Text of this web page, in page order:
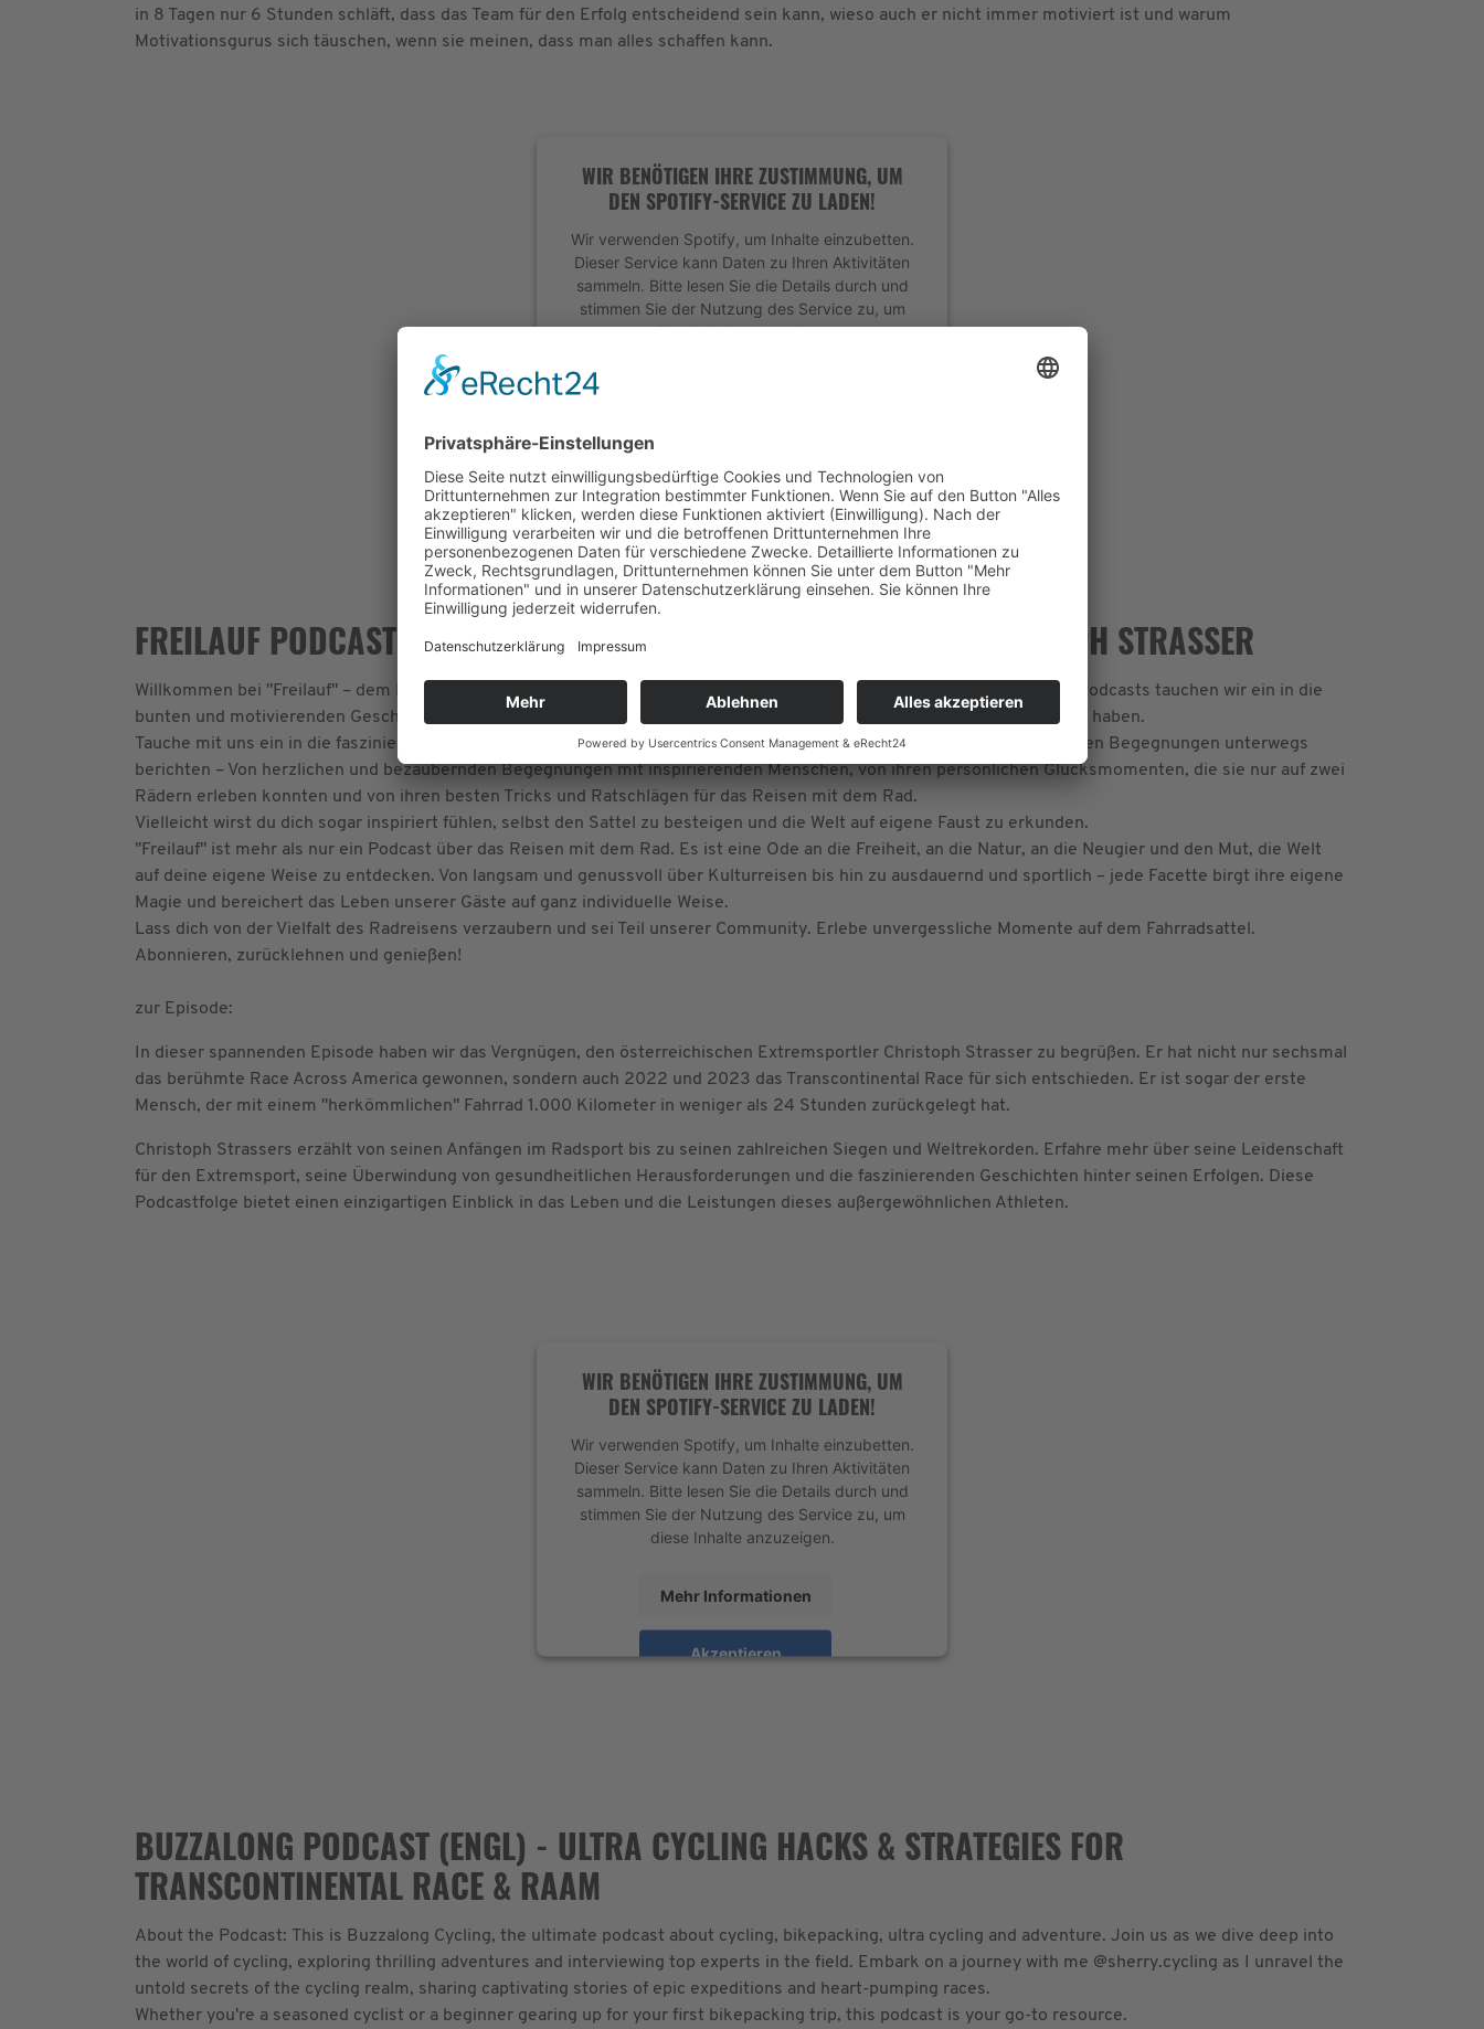
in 8 Tagen nur 6 Stunden schläft, dass das Team für den Erfolg entscheidend sein kann, wieso auch er nicht immer motiviert ist und warum
Motivationsgurus sich täuschen, wenn sie meinen, dass man alles schaffen kann.
WIR BENÖTIGEN IHRE ZUSTIMMUNG, UM
DEN SPOTIFY-SERVICE ZU LADEN!
Wir verwenden Spotify, um Inhalte einzubetten.
Dieser Service kann Daten zu Ihren Aktivitäten
sammeln. Bitte lesen Sie die Details durch und
stimmen Sie der Nutzung des Service zu, um
diese Inhalte anzuzeigen.
powered byUsercentrics Consent Management
Platform&eRecht24
FREILAUF PODCAST: RASANTE REKORDE - EXTREMSPORTLER CHRISTOPH STRASSER
Willkommen bei "Freilauf" – dem Podcast, der dich auf eine unvergleichliche Reise mitnimmt! In jeder Episode unseres Podcasts tauchen wir ein in die
bunten und motivierenden Geschichten von passionierten Radreisenden, die ihren ganz persönlichen Reisestil entdeckt haben.
Tauche mit uns ein in die faszinierende Welt des entschleunigten Reisens, während unsere Gäste von ihren bewegendsten Begegnungen unterwegs
berichten – Von herzlichen und bezaubernden Begegnungen mit inspirierenden Menschen, von ihren persönlichen Glücksmomenten, die sie nur auf zwei
Rädern erleben konnten und von ihren besten Tricks und Ratschlägen für das Reisen mit dem Rad.
Vielleicht wirst du dich sogar inspiriert fühlen, selbst den Sattel zu besteigen und die Welt auf eigene Faust zu erkunden.
"Freilauf" ist mehr als nur ein Podcast über das Reisen mit dem Rad. Es ist eine Ode an die Freiheit, an die Natur, an die Neugier und den Mut, die Welt
auf deine eigene Weise zu entdecken. Von langsam und genussvoll über Kulturreisen bis hin zu ausdauernd und sportlich – jede Facette birgt ihre eigene
Magie und bereichert das Leben unserer Gäste auf ganz individuelle Weise.
Lass dich von der Vielfalt des Radreisens verzaubern und sei Teil unserer Community. Erlebe unvergessliche Momente auf dem Fahrradsattel.
Abonnieren, zurücklehnen und genießen!
zur Episode:
In dieser spannenden Episode haben wir das Vergnügen, den österreichischen Extremsportler Christoph Strasser zu begrüßen. Er hat nicht nur sechsmal
das berühmte Race Across America gewonnen, sondern auch 2022 und 2023 das Transcontinental Race für sich entschieden. Er ist sogar der erste
Mensch, der mit einem "herkömmlichen" Fahrrad 1.000 Kilometer in weniger als 24 Stunden zurückgelegt hat.
Christoph Strassers erzählt von seinen Anfängen im Radsport bis zu seinen zahlreichen Siegen und Weltrekorden. Erfahre mehr über seine Leidenschaft
für den Extremsport, seine Überwindung von gesundheitlichen Herausforderungen und die faszinierenden Geschichten hinter seinen Erfolgen. Diese
Podcastfolge bietet einen einzigartigen Einblick in das Leben und die Leistungen dieses außergewöhnlichen Athleten.
WIR BENÖTIGEN IHRE ZUSTIMMUNG, UM
DEN SPOTIFY-SERVICE ZU LADEN!
Wir verwenden Spotify, um Inhalte einzubetten.
Dieser Service kann Daten zu Ihren Aktivitäten
sammeln. Bitte lesen Sie die Details durch und
stimmen Sie der Nutzung des Service zu, um
diese Inhalte anzuzeigen.
Mehr Informationen
Akzeptieren
BUZZALONG PODCAST (ENGL) - ULTRA CYCLING HACKS & STRATEGIES FOR
TRANSCONTINENTAL RACE & RAAM
About the Podcast: This is Buzzalong Cycling, the ultimate podcast about cycling, bikepacking, ultra cycling and adventure. Join us as we dive deep into
the world of cycling, exploring thrilling adventures and interviewing top experts in the field. Embark on a journey with me @sherry.cycling as I unravel the
untold secrets of the cycling realm, sharing captivating stories of epic expeditions and heart-pumping races.
Whether you're a seasoned cyclist or a beginner gearing up for your first bikepacking trip, this podcast is your go-to resource.